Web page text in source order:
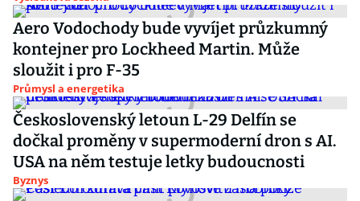
Aero Vodochody bude vyvíjet průzkumný
kontejner pro Lockheed Martin. Může
sloužit i pro F-35
Průmysl a energetika
Československý letoun L-29 Delfín se
dočkal proměny v supermoderní dron s AI.
USA na něm testuje letky budoucnosti
Byznys